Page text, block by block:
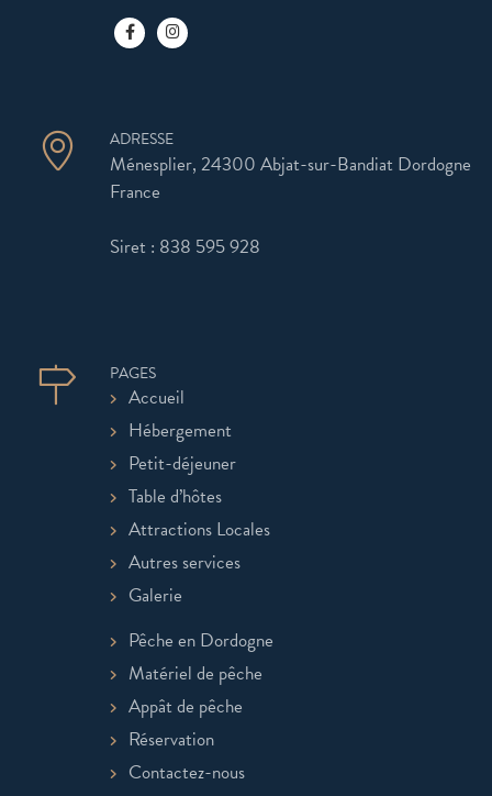
ADRESSE
Ménesplier, 24300 Abjat-sur-Bandiat Dordogne
France
Siret : 838 595 928
PAGES
Accueil
Hébergement
Petit-déjeuner
Table d’hôtes
Attractions Locales
Autres services
Galerie
Pêche en Dordogne
Matériel de pêche
Appât de pêche
Réservation
Contactez-nous